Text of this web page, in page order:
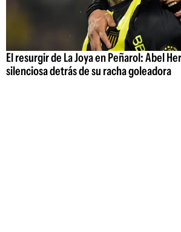
El resurgir de La Joya en Peñarol: Abel
silenciosa detrás de su racha goleadora